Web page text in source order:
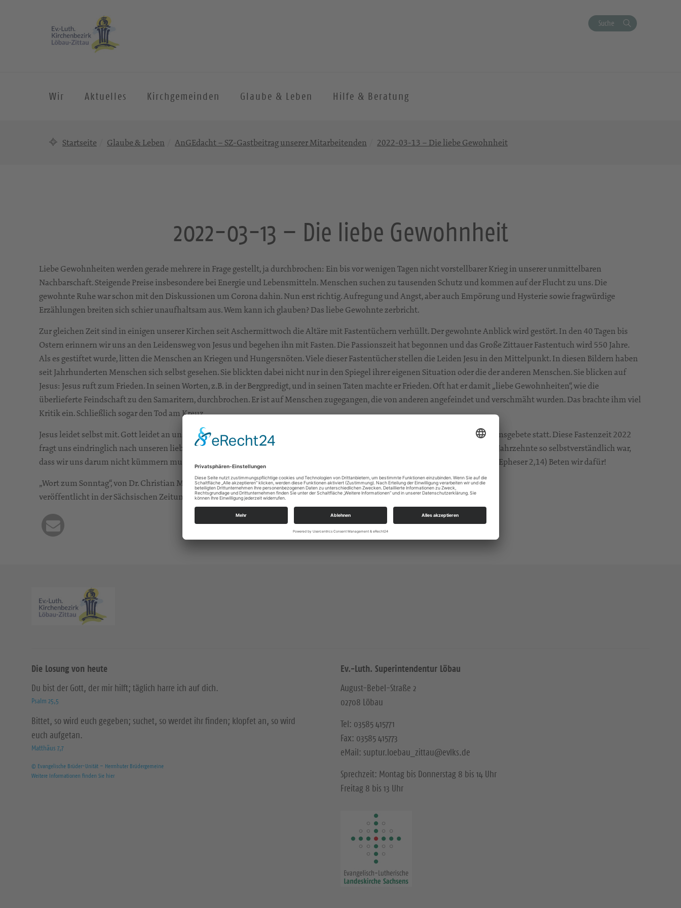
Suche
Wir Aktuelles Kirchgemeinden Glaube & Leben Hilfe & Beratung
Startseite Glaube & Leben AnGEdacht – SZ-Gastbeitrag unserer Mitarbeitenden 2022-03-13 – Die liebe Gewohnheit
2022-03-13 – Die liebe Gewohnheit
Liebe Gewohnheiten werden gerade mehrere in Frage gestellt, ja durchbrochen: Ein bis vor wenigen Tagen nicht vorstellbarer Krieg in unserer unmittelbaren
Nachbarschaft. Steigende Preise insbesondere bei Energie und Lebensmitteln. Menschen suchen zu tausenden Schutz und kommen auf der Flucht zu uns. Die
gewohnte Ruhe war schon mit den Diskussionen um Corona dahin. Nun erst richtig. Aufregung und Angst, aber auch Empörung und Hysterie sowie fragwürdige
Erzählungen breiten sich schier unaufhaltsam aus. Wem kann ich glauben? Das liebe Gewohnte zerbricht.
Zur gleichen Zeit sind in einigen unserer Kirchen seit Aschermittwoch die Altäre mit Fastentüchern verhüllt. Der gewohnte Anblick wird gestört. In den 40 Tagen bis
Ostern erinnern wir uns an den Leidensweg von Jesus und begehen ihn mit Fasten. Die Passionszeit hat begonnen und das Große Zittauer Fastentuch wird 550 Jahre.
Als es gestiftet wurde, litten die Menschen an Kriegen und Hungersnöten. Viele dieser Fastentücher stellen die Leiden Jesu in den Mittelpunkt. In diesen Bildern haben
seit Jahrhunderten Menschen sich selbst gesehen. Sie blickten dabei nicht nur in den Spiegel ihrer eigenen Situation oder die der anderen Menschen. Sie blicken auf
Jesus: Jesus ruft zum Frieden. In seinen Worten, z.B. in der Bergpredigt, und in seinen Taten machte er Frieden. Oft hat er damit „liebe Gewohnheiten“, wie die
überlieferte Feindschaft zu den Samaritern, durchbrochen. Er ist auf Menschen zugegangen, die von anderen angefeindet und verschmäht wurden. Das brachte ihm viel
Kritik ein. Schließlich sogar den Tod am Kreuz.
Jesus leidet selbst mit. Gott leidet an uns. Nach seinem Willen soll kein Krieg sein! In allen Kirchen unserer Region finden Friedensgebete statt. Diese Fastenzeit 2022
fragt uns eindringlich nach unseren lieben Gewohnheiten. Sie lässt uns schmerzhaft erkennen, was wir brauchen und was viele Jahrzehnte so selbstverständlich war,
dass wir uns darum nicht kümmern mussten: Frieden. Sie fragt uns nach dem, was uns wirklich wichtig ist. „Er ist unser Friede.“ (Epheser 2,14) Beten wir dafür!
„Wort zum Sonntag“, von Dr. Christian Mai, Pfarrer in der Kirchgemeinde Zittauer Gebirge-Olbersdorf,
veröffentlicht in der Sächsischen Zeitung vom 12./13. März 2022
Die Losung von heute
Du bist der Gott, der mir hilft; täglich harre ich auf dich.
Psalm 25,5
Bittet, so wird euch gegeben; suchet, so werdet ihr finden; klopfet an, so wird
euch aufgetan.
Matthäus 7,7
© Evangelische Brüder-Unität – Herrnhuter Brüdergemeine
Weitere Informationen finden Sie hier
Ev.-Luth. Superintendentur Löbau
August-Bebel-Straße 2
02708 Löbau
Tel: 03585 415771
Fax: 03585 415773
eMail: suptur.loebau_zittau@evlks.de
Sprechzeit: Montag bis Donnerstag 8 bis 14 Uhr
Freitag 8 bis 13 Uhr